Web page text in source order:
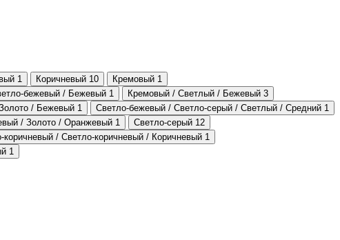
1 Коричневый 10 Кремовый 1
бежевый / Бежевый 1 Кремовый / Светлый / Бежевый 3
/ Бежевый 1 Светло-бежевый / Светло-серый / Светлый / Средний 1
/ Золото / Оранжевый 1 Светло-серый 12
коричневый / Светло-коричневый / Коричневый 1
1